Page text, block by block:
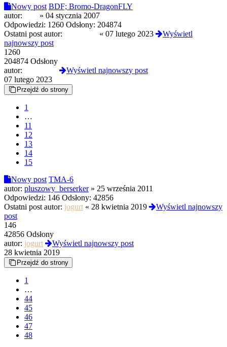
Nowy post BDF; Bromo-DragonFLY
autor:
» 04 stycznia 2007
Odpowiedzi: 1260 Odsłony: 204874
Ostatni post autor:
« 07 lutego 2023
Wyświetl
najnowszy post
1260
204874 Odsłony
autor:
Wyświetl najnowszy post
07 lutego 2023
Przejdź do strony
1
…
11
12
13
14
15
Nowy post TMA-6
autor: pluszowy_berserker» 25 września 2011
Odpowiedzi: 146 Odsłony: 42856
Ostatni post autor: jogurt « 28 kwietnia 2019
Wyświetl najnowszy
post
146
42856 Odsłony
autor: jogurt
Wyświetl najnowszy post
28 kwietnia 2019
Przejdź do strony
1
…
44
45
46
47
48